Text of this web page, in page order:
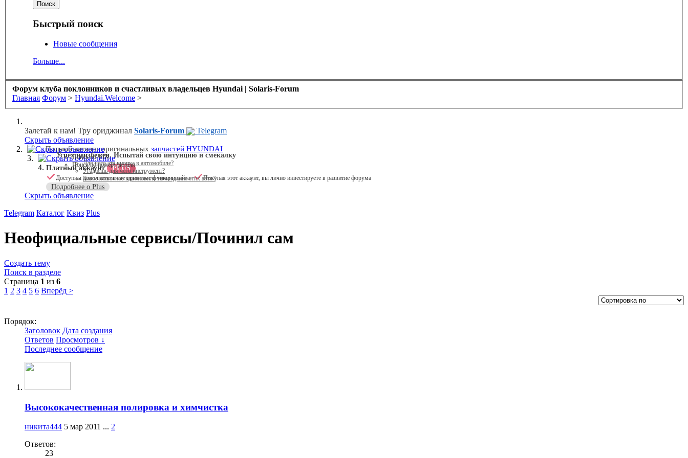
Быстрый поиск
Новые сообщения
Больше...
Форум клуба поклонников и счастливых владельцев Hyundai | Solaris-Forum
Главная Форум > Hyundai.Welcome >
Залетай к нам! Тру ориджинал Solaris-Forum
Telegram
Скрыть объявление
Полный каталог оригинальных запчастей HYUNDAI
Поиск по VIN
Поиск по номеру детали
Скрыть объявление
Успех неизбежен. Испытай свою интуицию и смекалку
Для чего эта кнопка в автомобиле?
Угадаешь для чего инструмент?
Какое животное вдохновило на создание этих авто?
Скрыть объявление
Платный аккаунт PLUS
Доступны дополнительные приятные функции сайта Покупая этот аккаунт, вы лично инвестируете в развитие форума
Подробнее о Plus
Скрыть объявление
Telegram Каталог Квиз Plus
Неофициальные сервисы/Починил сам
Создать тему
Поиск в разделе
Страница 1 из 6
1 2 3 4 5 6 Вперёд >
Порядок:
Заголовок Дата создания
Ответов Просмотров ↓
Последнее сообщение
Высококачественная полировка и химчистка
никита444 5 мар 2011 ... 2
Ответов:
23